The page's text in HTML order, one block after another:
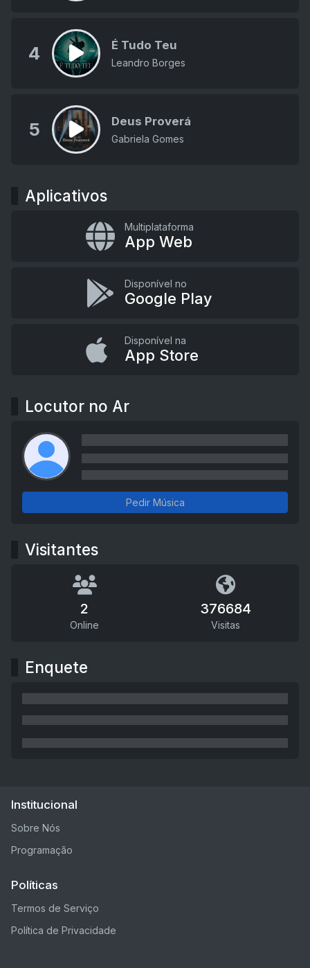
4 É Tudo Teu
Leandro Borges
5 Deus Proverá
Gabriela Gomes
Aplicativos
Multiplataforma
App Web
Disponível no
Google Play
Disponível na
App Store
Locutor no Ar
Pedir Música
Visitantes
2
Online
376684
Visitas
Enquete
Institucional
Sobre Nós
Programação
Políticas
Termos de Serviço
Política de Privacidade